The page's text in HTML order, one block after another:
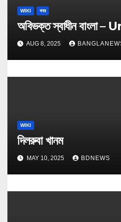
WIKI খবর
অবিভক্ত স্বাধীন
AUG 8, 2025
WIKI
দিলরুবা খানম
MAY 10, 2025 BDNEWS